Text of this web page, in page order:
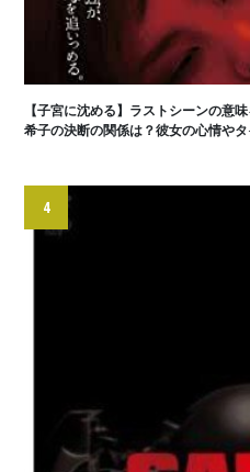
【子宮に沈める】ラストシーンの意
希子の決断の関係は？彼女の心情や
4